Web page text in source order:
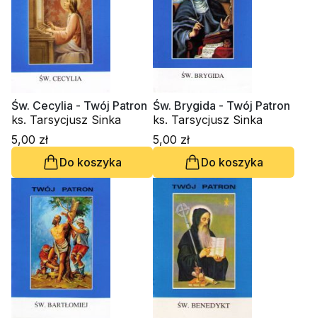
Św. Cecylia - Twój Patron
ks. Tarsycjusz Sinka
5,00 zł
Do koszyka
Św. Brygida - Twój Patron
ks. Tarsycjusz Sinka
5,00 zł
Do koszyka